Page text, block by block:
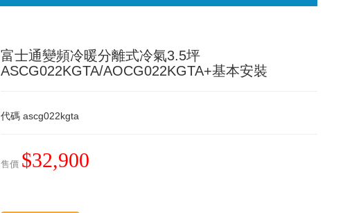
富士通變頻冷暖分離式冷氣3.5坪
ASCG022KGTA/AOCG022KGTA+基本安裝
代碼 ascg022kgta
售價 $32,900